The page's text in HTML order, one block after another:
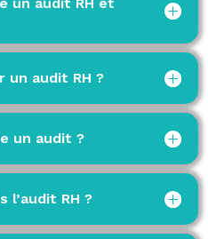
un audit RH ?
un audit ?
l’audit RH ?